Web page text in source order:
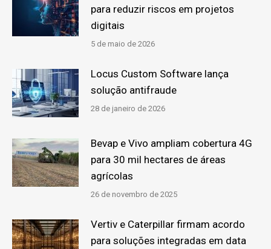
para reduzir riscos em projetos
digitais
5 de maio de 2026
Locus Custom Software lança
solução antifraude
28 de janeiro de 2026
Bevap e Vivo ampliam cobertura 4G
para 30 mil hectares de áreas
agrícolas
26 de novembro de 2025
Vertiv e Caterpillar firmam acordo
para soluções integradas em data